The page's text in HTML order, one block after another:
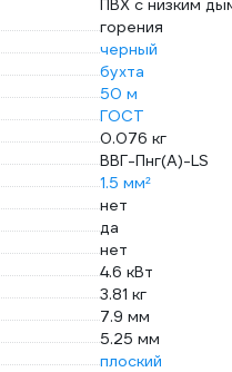
ПВХ с низким
горения
черный
бухта
50 м
ГОСТ
0.076 кг
ВВГ-Пнг(A)-LS
1.5 мм²
нет
да
нет
4.6 кВт
3.81 кг
7.9 мм
5.25 мм
плоский